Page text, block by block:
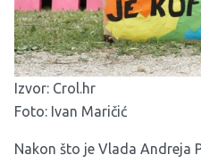
Izvor: Crol.hr
Foto: Ivan Maričić
Nakon što je Vlada Andreja